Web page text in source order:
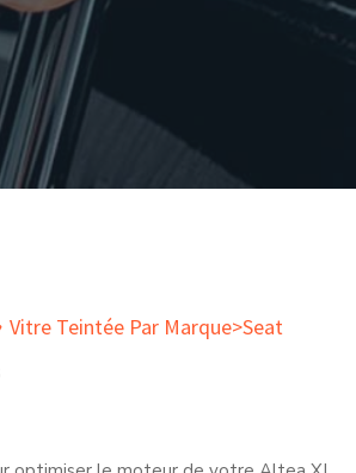
Vitre Teintée Par Marque>Seat